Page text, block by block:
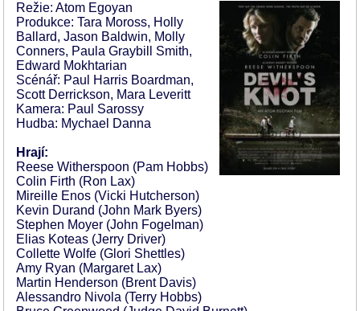
Režie: Atom Egoyan
Produkce: Tara Moross, Holly
Ballard, Jason Baldwin, Molly
Conners, Paula Graybill Smith,
Edward Mokhtarian
Scénář: Paul Harris Boardman,
Scott Derrickson, Mara Leveritt
Kamera: Paul Sarossy
Hudba: Mychael Danna
Hrají:
Reese Witherspoon (Pam Hobbs)
Colin Firth (Ron Lax)
Mireille Enos (Vicki Hutcherson)
Kevin Durand (John Mark Byers)
Stephen Moyer (John Fogelman)
Elias Koteas (Jerry Driver)
Collette Wolfe (Glori Shettles)
Amy Ryan (Margaret Lax)
Martin Henderson (Brent Davis)
Alessandro Nivola (Terry Hobbs)